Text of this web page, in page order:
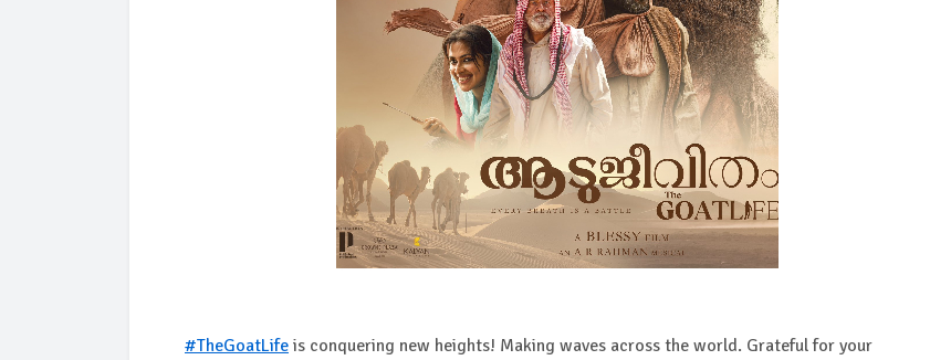
#TheGoatLife is conquering new heights! Making waves across the world. Grateful for your